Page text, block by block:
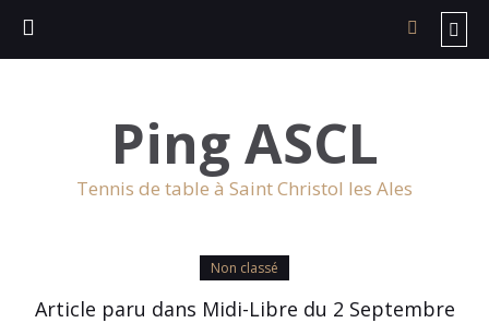
Ping ASCL
Tennis de table à Saint Christol les Ales
Non classé
Article paru dans Midi-Libre du 2 Septembre